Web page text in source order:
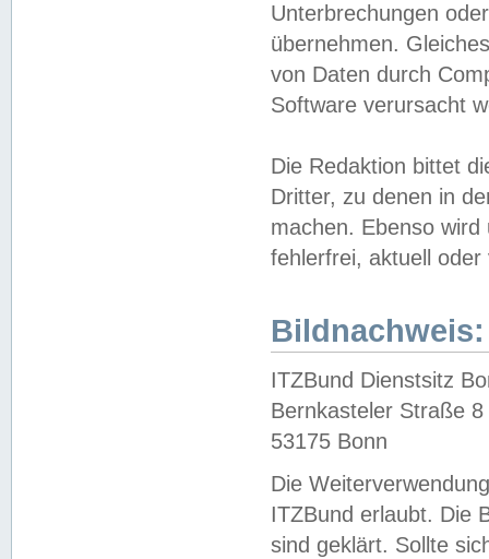
Unterbrechungen
übernehmen.
von Daten durch
Software verursacht
Die Redaktion bittet
Dritter, zu denen in
machen. Ebenso
fehlerfrei, aktuell oder
Bildnachweis:
ITZBund Dienstsitz
Bernkasteler Straße 8
53175 Bonn
Die
ITZBund erlaubt. Die
sind geklärt. Sollte